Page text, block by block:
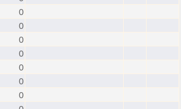
0
0
0
0
0
0
0